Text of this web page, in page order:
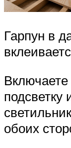
Гарпун в
Включаете
подсветку
обоих